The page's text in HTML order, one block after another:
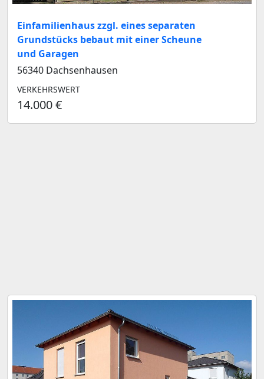
Einfamilienhaus zzgl. eines separaten
Grundstücks bebaut mit einer Scheune
und Garagen
56340 Dachsenhausen
VERKEHRSWERT
14.000 €